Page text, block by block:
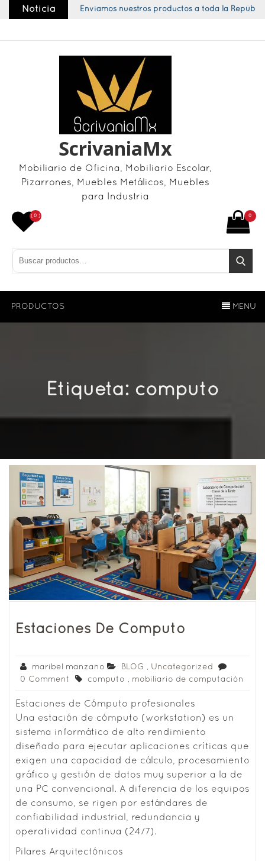
Noticia Enviamos nuestros productos a toda la
ScrivaniaMx
Mobiliario de Oficina, Mobiliario Escolar,
Pizarrones, Muebles Metálicos, Muebles
para Industria
Buscar por:
Buscar
0
( 0 )
PRODUCTOS MENU
Etiqueta: computo
Estaciones De Computo
maribel manzano BLOG , Uncategorized
0 Comment
computo , mobiliario de computación
Estaciones de Cómputo profesionales
Una estación de cómputo (workstation) es un
sistema informático de alto rendimiento
diseñado para ejecutar aplicaciones críticas que
exigen una capacidad de cálculo, procesamiento
gráfico y gestión de datos muy superior a la de
una PC convencional. A diferencia de los equipos
de consumo, se rigen por estándares de
confiabilidad industrial, redundancia y
operatividad continua (24/7).
Pilares Arquitectónicos